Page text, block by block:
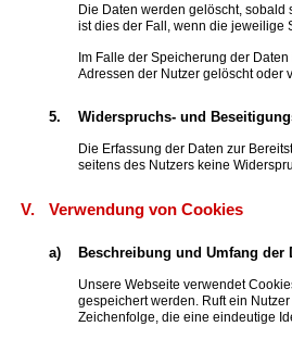
Die Daten werden gelöscht, sobald
ist dies der Fall, wenn die jeweilige
Im Falle der Speicherung der
Adressen der Nutzer gelöscht oder
5. Widerspruchs- und
Die Erfassung der Daten zur
seitens des Nutzers keine
V. Verwendung von Cookies
a) Beschreibung und Umfang der
Unsere Webseite verwendet
gespeichert werden. Ruft ein
Zeichenfolge, die eine eindeutige